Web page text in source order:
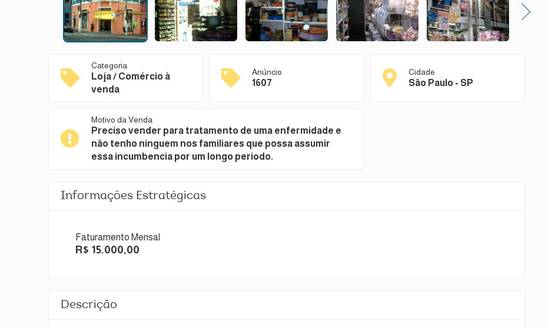
Next
Categoria
Loja / Comércio à
venda
Anúncio
1607
Cidade
São Paulo - SP
Motivo da Venda
Preciso vender para tratamento de uma enfermidade e
não tenho ninguem nos familiares que possa assumir
essa incumbencia por um longo periodo.
Informações Estratégicas
Faturamento Mensal
R$ 15.000,00
Descrição